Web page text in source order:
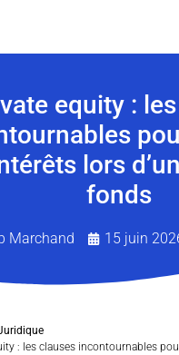
equity :
lors
fonds
Marchand 15 juin
: les clauses incontournables